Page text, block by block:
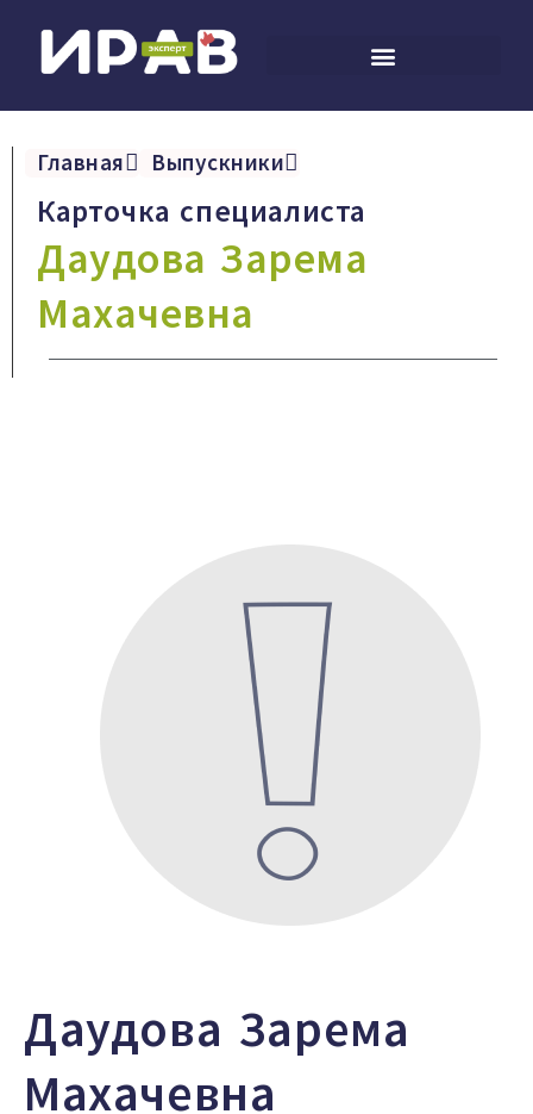
Главная Выпускники
Карточка специалиста
Даудова Зарема
Махачевна
Даудова Зарема
Махачевна